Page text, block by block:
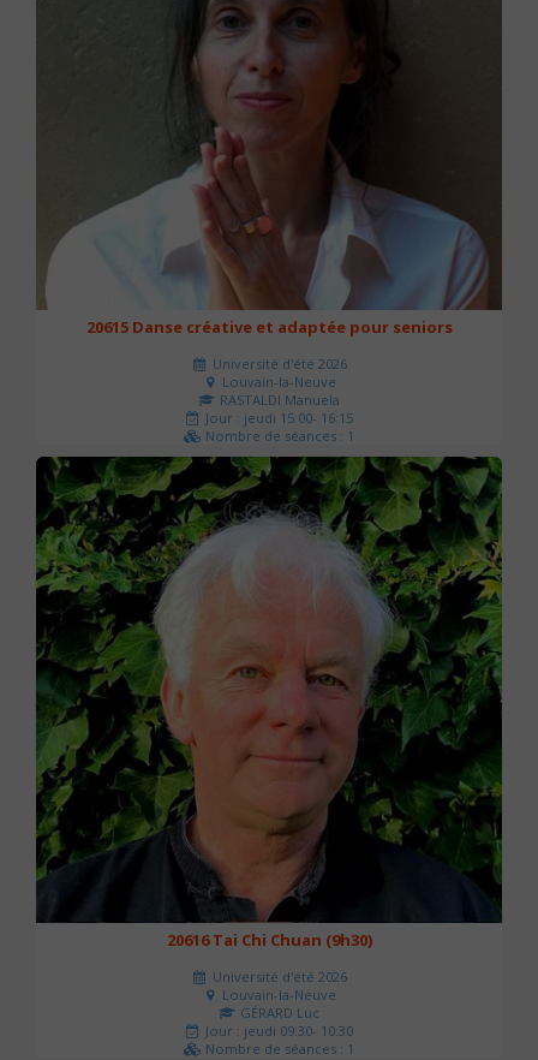
20615 Danse créative et adaptée pour seniors
Université d'été 2026
Louvain-la-Neuve
RASTALDI Manuela
Jour : jeudi 15:00- 16:15
Nombre de séances : 1
0 €
20616 Tai Chi Chuan (9h30)
Université d'été 2026
Louvain-la-Neuve
GÉRARD Luc
Jour : jeudi 09:30- 10:30
Nombre de séances : 1